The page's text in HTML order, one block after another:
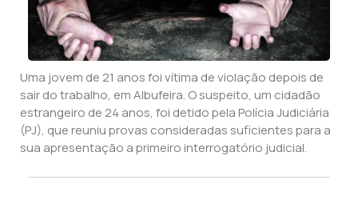
Uma jovem de 21 anos foi vítima de violação depois de
sair do trabalho, em Albufeira. O suspeito, um cidadão
estrangeiro de 24 anos, foi detido pela Polícia Judiciária
(PJ), que reuniu provas consideradas suficientes para a
sua apresentação a primeiro interrogatório judicial.